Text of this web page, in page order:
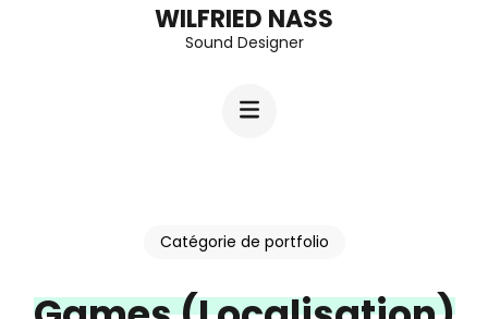
WILFRIED NASS
Sound Designer
Catégorie de portfolio